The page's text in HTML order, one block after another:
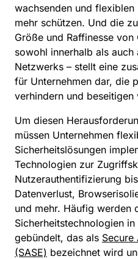
wachsenden und
mehr schützen. Und die
Größe und Raffinesse
sowohl innerhalb als auch
Netzwerks – stellt eine
für Unternehmen dar, die
verhindern und beseitigen
Um diesen
müssen Unternehmen
Sicherheitslösungen
Technologien zur
Nutzerauthentifizierung
Datenverlust,
und mehr. Häufig werden
Sicherheitstechnologien
gebündelt, das als Secure
(SASE) bezeichnet wird